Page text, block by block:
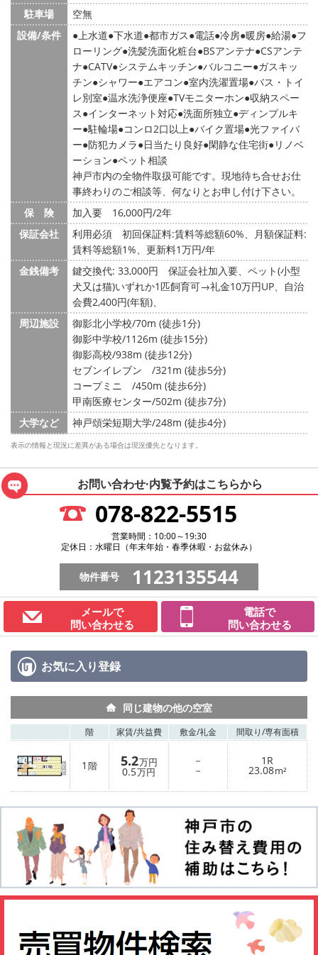
駐車場
空無
設備/条件
上水道 下水道 都市ガス 電話 冷房 暖房 給湯 フ
ローリング 洗髪洗面化粧台 BSアンテナ CSアンテ
ナ CATV システムキッチン バルコニー ガスキッ
チン シャワー エアコン 室内洗濯置場 バス・トイ
レ別室 温水洗浄便座 TVモニターホン 収納スペー
ス インターネット対応 洗面所独立 ディンプルキ
ー 駐輪場 コンロ2口以上 バイク置場 光ファイバ
ー 防犯カメラ 日当たり良好 閑静な住宅街 リノベ
ーション ペット相談
神戸市内の全物件取扱可能です。現地待ち合せお仕
事終わりのご相談等、何なりとお申し付け下さい。
保 険
加入要 16,000円/2年
保証会社
利用必須 初回保証料:賃料等総額60%、月額保証料:
賃料等総額1%、更新料1万円/年
金銭備考
鍵交換代: 33,000円
保証会社加入要、ペット(小型
犬又は猫)いずれか1匹飼育可→礼金10万円UP、自治
会費2,400円(年額)、
周辺施設
御影北小学校/70m (徒歩1分)
御影中学校/1126m (徒歩15分)
御影高校/938m (徒歩12分)
セブンイレブン /321m (徒歩5分)
コープミニ /450m (徒歩6分)
甲南医療センター/502m (徒歩7分)
大学など
神戸頌栄短期大学/248m (徒歩4分)
表示の情報と現況に差異がある場合は現況優先となります。
お問い合わせ·内覧予約はこちらから
078-822-5515
営業時間：10:00～19:30
定休日：水曜日（年末年始・春季休暇・お盆休み）
物件番号 1123135544
メールで
問い合わせる
電話で
問い合わせる
お気に入り登録
同じ建物の他の空室
階 家賃/共益費 敷金/礼金 間取り/専有面積
1 階 5.2万円
0.5万円
－
－
1R
23.08m²